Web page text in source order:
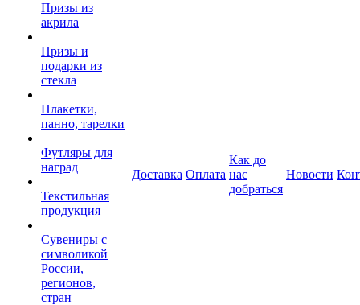
Призы из
акрила
Призы и
подарки из
стекла
Плакетки,
панно, тарелки
Футляры для
наград
Текстильная
продукция
Сувениры с
символикой
России,
регионов,
стран
Доставка Оплата
Как до
нас
добраться
Новости